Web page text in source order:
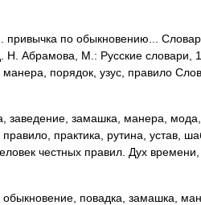
по обыкновению...
Н. Абрамова, М.: Русские словари,
порядок, узус, правило
заведение, замашка, манера, мода,
практика, рутина, устав,
честных правил. Дух
повадка, замашка,